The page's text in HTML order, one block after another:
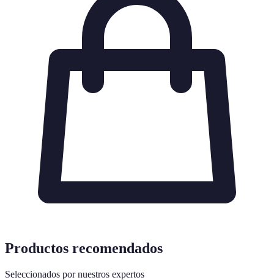
Productos recomendados
Seleccionados por nuestros expertos